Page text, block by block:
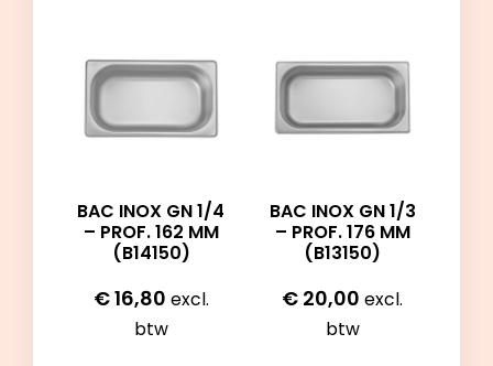
BAC INOX GN 1/4
– PROF. 162 MM
(B14150)
€16,80 excl.
btw
BAC INOX GN 1/3
– PROF. 176 MM
(B13150)
€ 20,00 excl.
btw